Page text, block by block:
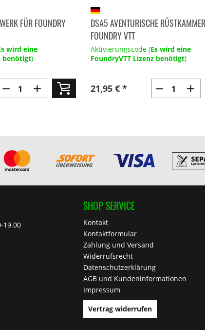
FÜR FOUNDRY
wird eine
benötigt)
DSA5 AVENTURISCHE
FOUNDRY VTT
Aktivierungscode (Es wird eine
FoundryVTT Lizenz benötigt)
21,95 € *
19.00
SHOP SERVICE
Kontakt
Kontaktformular
Zahlung und Versand
Widerrufsrecht
Datenschutzerklärung
AGB und Kundeninformationen
Impressum
Vertrag widerrufen